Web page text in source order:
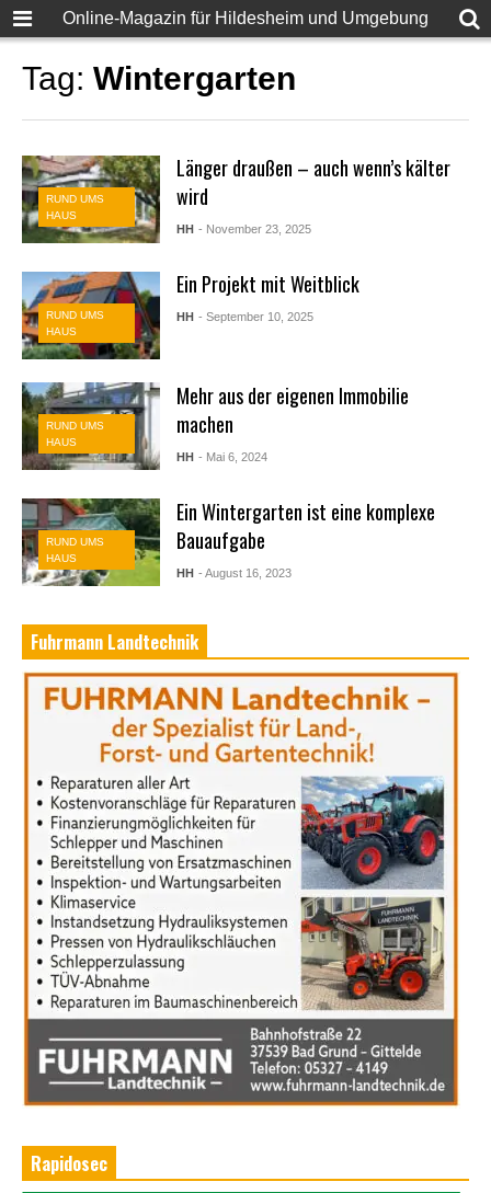
Online-Magazin für Hildesheim und Umgebung
Tag: Wintergarten
RUND UMS
HAUS
Länger draußen – auch wenn’s kälter
wird
HH - November 23, 2025
RUND UMS
HAUS
Ein Projekt mit Weitblick
HH - September 10, 2025
RUND UMS
HAUS
Mehr aus der eigenen Immobilie
machen
HH - Mai 6, 2024
RUND UMS
HAUS
Ein Wintergarten ist eine komplexe
Bauaufgabe
HH - August 16, 2023
Fuhrmann Landtechnik
Rapidosec